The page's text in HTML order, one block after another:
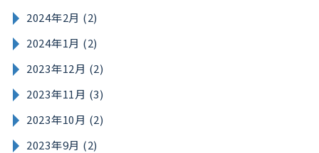
2024年2月 (2)
2024年1月 (2)
2023年12月 (2)
2023年11月 (3)
2023年10月 (2)
2023年9月 (2)